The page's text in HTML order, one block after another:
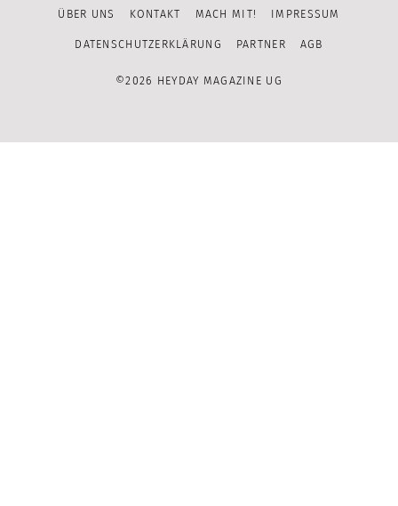
Channel
ÜBER UNS KONTAKT MACH MIT! IMPRESSUM
DATENSCHUTZERKLÄRUNG PARTNER AGB
©2026 HEYDAY MAGAZINE UG